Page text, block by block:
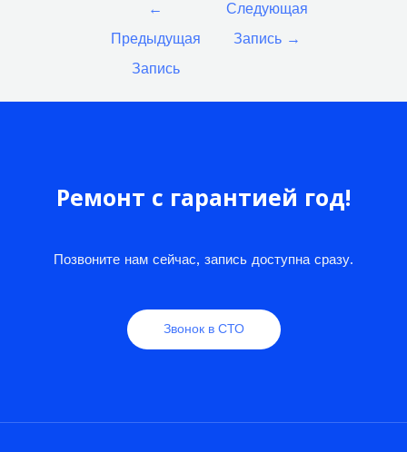
←
Предыдущая
Запись
Следующая
Запись →
Ремонт с гарантией год!
Позвоните нам сейчас, запись доступна сразу.
Звонок в СТО